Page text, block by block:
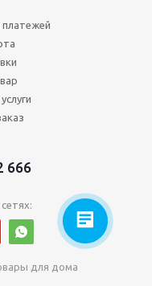
платежей
666
для дома